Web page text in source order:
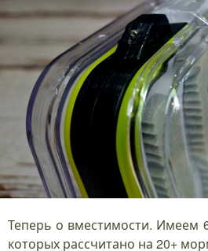
Теперь о вместимости. Имеем
которых рассчитано на 20+